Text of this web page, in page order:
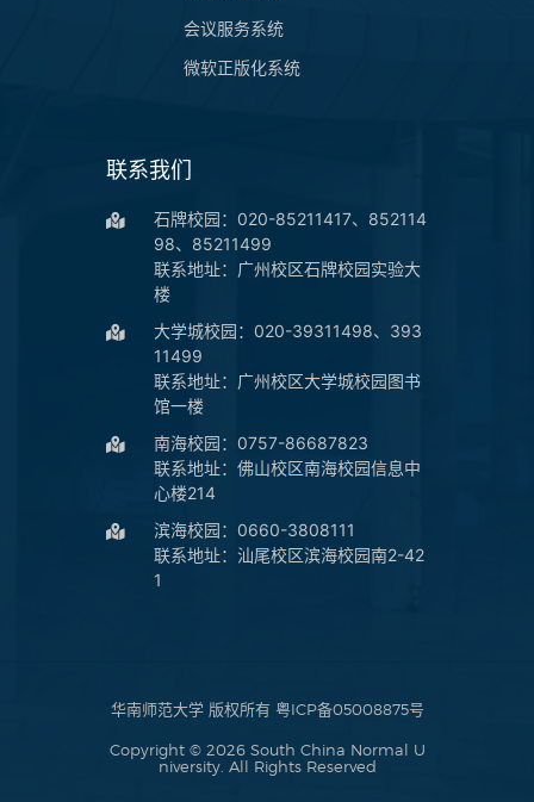
会议服务系统
微软正版化系统
联系我们
石牌校园：020-85211417、852114
98、85211499
联系地址：广州校区石牌校园实验大
楼
大学城校园：020-39311498、393
11499
联系地址：广州校区大学城校园图书
馆一楼
南海校园：0757-86687823
联系地址：佛山校区南海校园信息中
心楼214
滨海校园：0660-3808111
联系地址：汕尾校区滨海校园南2-42
1
华南师范大学 版权所有 粤ICP备05008875号
Copyright © 2026 South China Normal U
niversity. All Rights Reserved